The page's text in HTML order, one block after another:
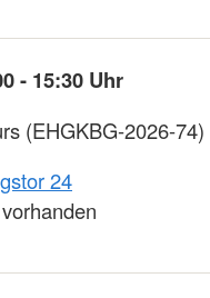
- 15:30 Uhr
(EHGKBG-2026-74)
24